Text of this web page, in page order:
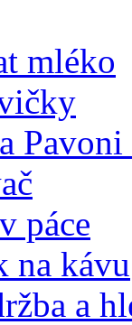
mléko
páce
na kávu
a